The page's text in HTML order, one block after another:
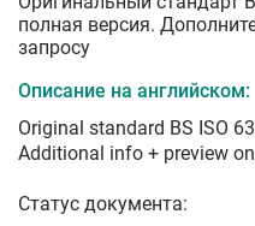
полная версия.
запросу
Описание на английском:
Original standard BS ISO
Additional info + preview
Статус документа: